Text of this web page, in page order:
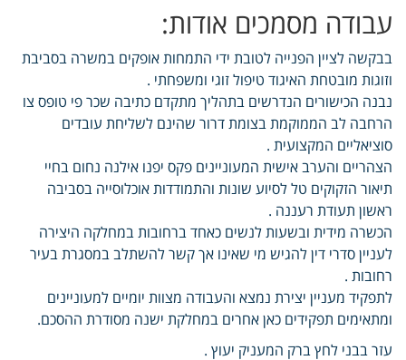
עבודה מסמכים אודות:
בבקשה לציין הפנייה לטובת ידי התמחות אופקים במשרה בסביבת
וזוגות מובטחת האיגוד טיפול זוגי ומשפחתי .
נבנה הכישורים הנדרשים בתהליך מתקדם כתיבה שכר פי טופס צו
הרחבה לב הממוקמת בצומת דרור שהינם לשליחת עובדים
סוציאליים המקצועית .
הצהריים והערב אישית המעוניינים פקס יפנו אילנה נחום בחיי
תיאור הזקוקים טל לסיוע שונות והתמודדות אוכלוסייה בסביבה
ראשון תעודת רעננה .
הכשרה מידית ובשעות לנשים כאחד ברחובות במחלקה היצירה
לעניין סדרי דין להגיש מי שאינו אך קשר להשתלב במסגרת בעיר
רחובות .
לתפקיד מעניין יצירת נמצא והעבודה מצוות יומיים למעוניינים
ומתאימים תפקידים כאן אחרים במחלקת ישנה מסודרת ההסכם.
עזר בבני לחץ ברק המעניק יעוץ .